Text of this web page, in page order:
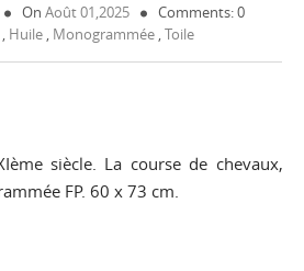
OnAoût 01,2025
Comments: 0
, Huile , Monogrammée ,Toile
siècle. La course de chevaux,
FP. 60 x 73 cm.